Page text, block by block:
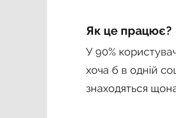
Як це працює?
У 90%
хоча б в одній
знаходяться